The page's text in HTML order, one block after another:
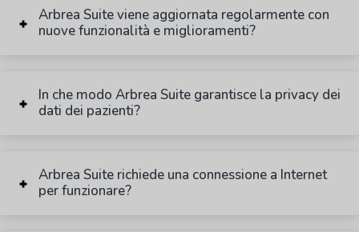
Arbrea Suite viene aggiornata regolarmente con
nuove funzionalità e miglioramenti?
In che modo Arbrea Suite garantisce la privacy dei
dati dei pazienti?
Arbrea Suite richiede una connessione a Internet
per funzionare?